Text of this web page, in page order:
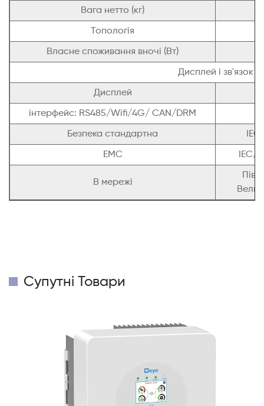
Вага нетто (кг)
Топологія
Власне споживання вночі (Вт)
Дисплей і зв'язок
Дисплей
інтерфейс: RS485/Wifi/4G/ CAN/DRM
Безпека стандартна
ЕМС IEC/
В мережі
Супутні Товари